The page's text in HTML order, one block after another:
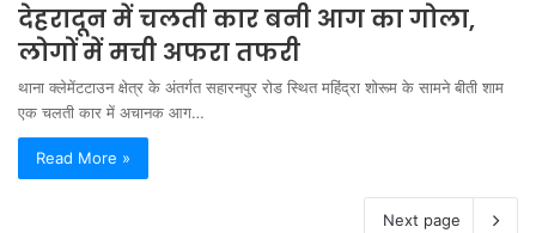
देहरादून में चलती कार बनी आग का गोला,
लोगों में मची अफरा तफरी
थाना क्लेमेंटटाउन क्षेत्र के अंतर्गत सहारनपुर रोड स्थित महिंद्रा शोरूम के सामने बीती शाम
एक चलती कार में अचानक आग…
Read More »
Next page